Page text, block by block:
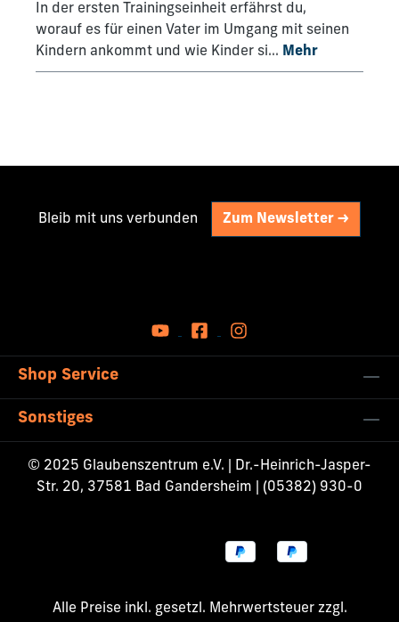
In der ersten Trainingseinheit erfährst du,
worauf es für einen Vater im Umgang mit seinen
Kindern ankommt und wie Kinder si… Mehr
Bleib mit uns verbunden Zum Newsletter ->
Shop Service
Sonstiges
© 2025 Glaubenszentrum e.V. | Dr.-Heinrich-Jasper-
Str. 20, 37581 Bad Gandersheim | (05382) 930-0
Alle Preise inkl. gesetzl. Mehrwertsteuer zzgl.